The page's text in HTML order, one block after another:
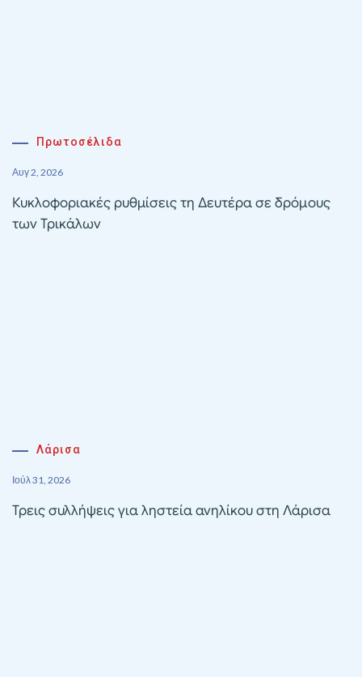
Πρωτοσέλιδα
Αυγ 2, 2026
Κυκλοφοριακές ρυθμίσεις τη Δευτέρα σε δρόμους
των Τρικάλων
Λάρισα
Ιούλ 31, 2026
Τρεις συλλήψεις για ληστεία ανηλίκου στη Λάρισα